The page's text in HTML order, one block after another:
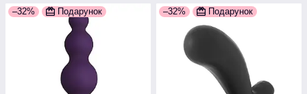
–32% Подарунок –32% Подарунок